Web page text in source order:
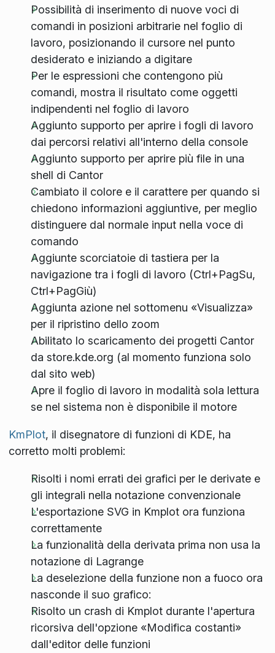
Possibilità di inserimento di nuove voci di
comandi in posizioni arbitrarie nel foglio di
lavoro, posizionando il cursore nel punto
desiderato e iniziando a digitare
Per le espressioni che contengono più
comandi, mostra il risultato come oggetti
indipendenti nel foglio di lavoro
Aggiunto supporto per aprire i fogli di lavoro
dai percorsi relativi all'interno della console
Aggiunto supporto per aprire più file in una
shell di Cantor
Cambiato il colore e il carattere per quando si
chiedono informazioni aggiuntive, per meglio
distinguere dal normale input nella voce di
comando
Aggiunte scorciatoie di tastiera per la
navigazione tra i fogli di lavoro (Ctrl+PagSu,
Ctrl+PagGiù)
Aggiunta azione nel sottomenu «Visualizza»
per il ripristino dello zoom
Abilitato lo scaricamento dei progetti Cantor
da store.kde.org (al momento funziona solo
dal sito web)
Apre il foglio di lavoro in modalità sola lettura
se nel sistema non è disponibile il motore
KmPlot, il disegnatore di funzioni di KDE, ha
corretto molti problemi:
Risolti i nomi errati dei grafici per le derivate e
gli integrali nella notazione convenzionale
L'esportazione SVG in Kmplot ora funziona
correttamente
La funzionalità della derivata prima non usa la
notazione di Lagrange
La deselezione della funzione non a fuoco ora
nasconde il suo grafico:
Risolto un crash di Kmplot durante l'apertura
ricorsiva dell'opzione «Modifica costanti»
dall'editor delle funzioni